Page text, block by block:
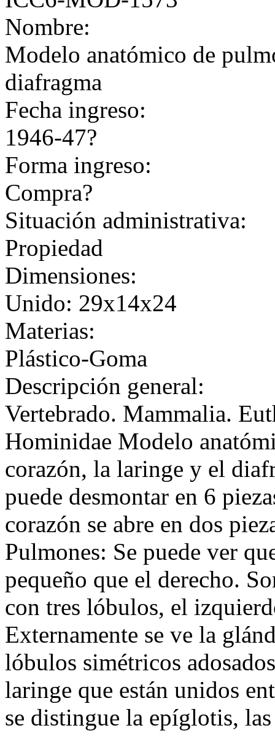
Nombre:
Modelo anatómico de
diafragma
Fecha ingreso:
1946-47?
Forma ingreso:
Compra?
Situación administrativa:
Propiedad
Dimensiones:
Unido: 29x14x24
Materias:
Plástico-Goma
Descripción general:
Vertebrado. Mammalia.
Hominidae Modelo
corazón, la laringe y el
puede desmontar en 6
corazón se abre en dos
Pulmones: Se puede ver
pequeño que el derecho.
con tres lóbulos, el
Externamente se ve la
lóbulos simétricos
laringe que están unidos
se distingue la epíglotis,